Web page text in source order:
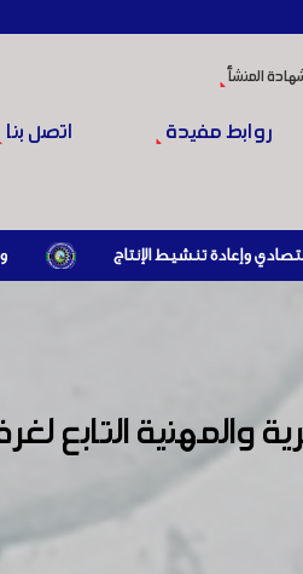
المنشأ
روابط مفيدة اتصل بنا
وزارة المالية تصدر القرار رقم 421 تاريخ 24/3/2026
والمهنية التابع